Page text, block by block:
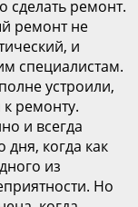
сделать ремонт.
ремонт не
и
специалистам.
устроили,
ремонту.
и всегда
дня, когда как
из
Но